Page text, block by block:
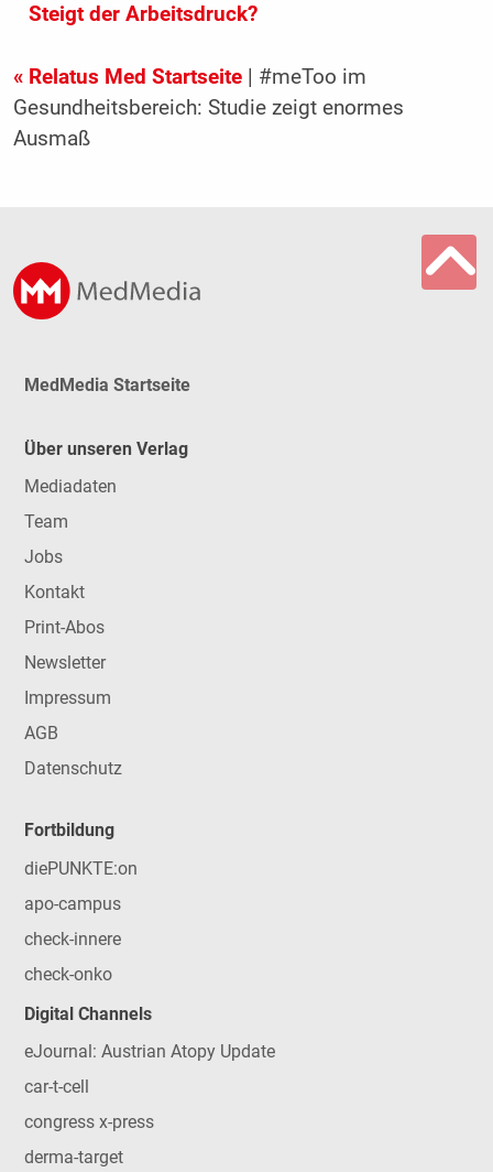
Steigt der Arbeitsdruck?
« Relatus Med Startseite| #meToo im
Gesundheitsbereich: Studie zeigt enormes
Ausmaß
MedMedia Startseite
Über unseren Verlag
Mediadaten
Team
Jobs
Kontakt
Print-Abos
Newsletter
Impressum
AGB
Datenschutz
Fortbildung
diePUNKTE:on
apo-campus
check-innere
check-onko
Digital Channels
eJournal: Austrian Atopy Update
car-t-cell
congress x-press
derma-target